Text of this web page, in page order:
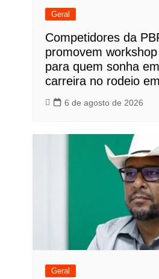
Geral
Competidores da
promovem
para quem sonha
carreira no rodeio
6 de agosto de 2026
Geral